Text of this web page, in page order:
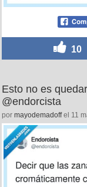
10
Esto no es
@endorcista
por mayodemadoffel 11